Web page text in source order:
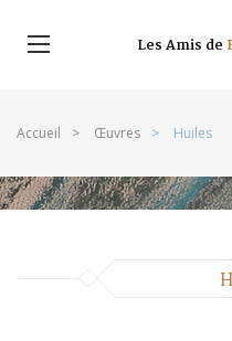
Les Amis de
L’artiste
Biographie
Chronologie
Musées et collections
Tous
Accueil > Œuvres > Huiles